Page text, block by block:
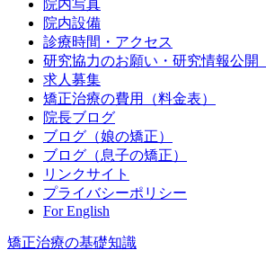
院内写真
院内設備
診療時間・アクセス
研究協力のお願い・研究情報公
求人募集
矯正治療の費用（料金表）
院長ブログ
ブログ（娘の矯正）
ブログ（息子の矯正）
リンクサイト
プライバシーポリシー
For English
矯正治療の基礎知識